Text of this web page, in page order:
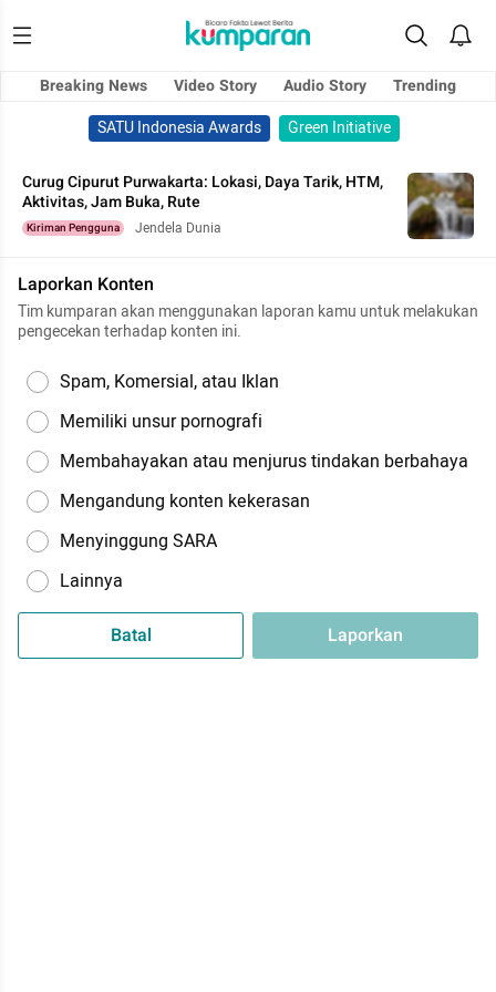
Breaking News Video Story Audio Story
Trending
SATU Indonesia Awards
Green Initiative
Curug Cipurut Purwakarta: Lokasi, Daya Tarik, HTM,
Aktivitas, Jam Buka, Rute
Kiriman Pengguna Jendela Dunia
Laporkan Konten
Tim kumparan akan menggunakan laporan kamu untuk melakukan
pengecekan terhadap konten ini.
Spam, Komersial, atau Iklan
Memiliki unsur pornografi
Membahayakan atau menjurus tindakan berbahaya
Mengandung konten kekerasan
Menyinggung SARA
Lainnya
Batal Laporkan